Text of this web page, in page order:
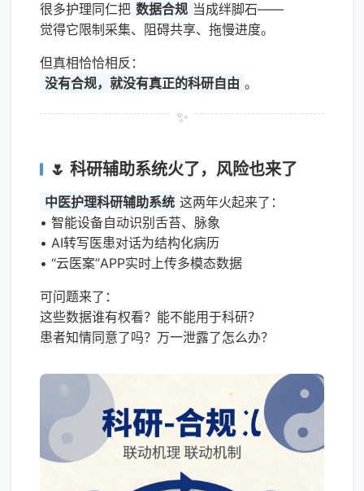
很多护理同仁把 数据合规 当成绊脚石——
觉得它限制采集、阻碍共享、拖慢进度。
但真相恰恰相反：
没有合规，就没有真正的科研自由 。
🌷 科研辅助系统火了，风险也来了
中医护理科研辅助系统 这两年火起来了：
• 智能设备自动识别舌苔、脉象
• AI转写医患对话为结构化病历
• “云医案”APP实时上传多模态数据
可问题来了：
这些数据谁有权看？能不能用于科研？
患者知情同意了吗？万一泄露了怎么办？